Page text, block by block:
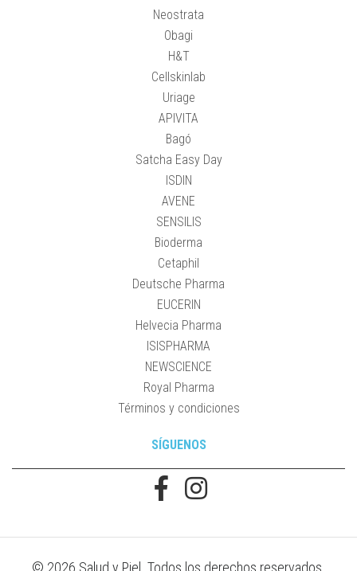
Neostrata
Obagi
H&T
Cellskinlab
Uriage
APIVITA
Bagó
Satcha Easy Day
ISDIN
AVENE
SENSILIS
Bioderma
Cetaphil
Deutsche Pharma
EUCERIN
Helvecia Pharma
ISISPHARMA
NEWSCIENCE
Royal Pharma
Términos y condiciones
SÍGUENOS
© 2026 Salud y Piel. Todos los derechos reservados.